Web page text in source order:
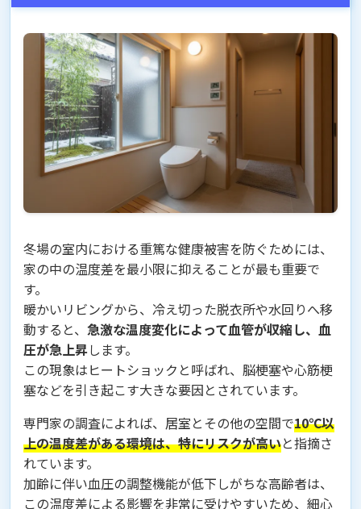
冬場の室内における重篤な健康被害を防ぐためには、
家の中の温度差を最小限に抑えることが最も重要で
す。
暖かいリビングから、冷え切った脱衣所や水回りへ移
動すると、 急激な温度変化によって血管が収縮し、血
圧が急上昇します。
この現象はヒートショックと呼ばれ、脳梗塞や心筋梗
塞などを引き起こす大きな要因とされています。
専門家の調査によれば、居室とその他の空間で10℃以
上の温度差がある環境は、特にリスクが高いと指摘さ
れています。
加齢に伴い血圧の調整機能が低下しがちな高齢者は、
この温度差による影響を非常に受けやすいため、細心